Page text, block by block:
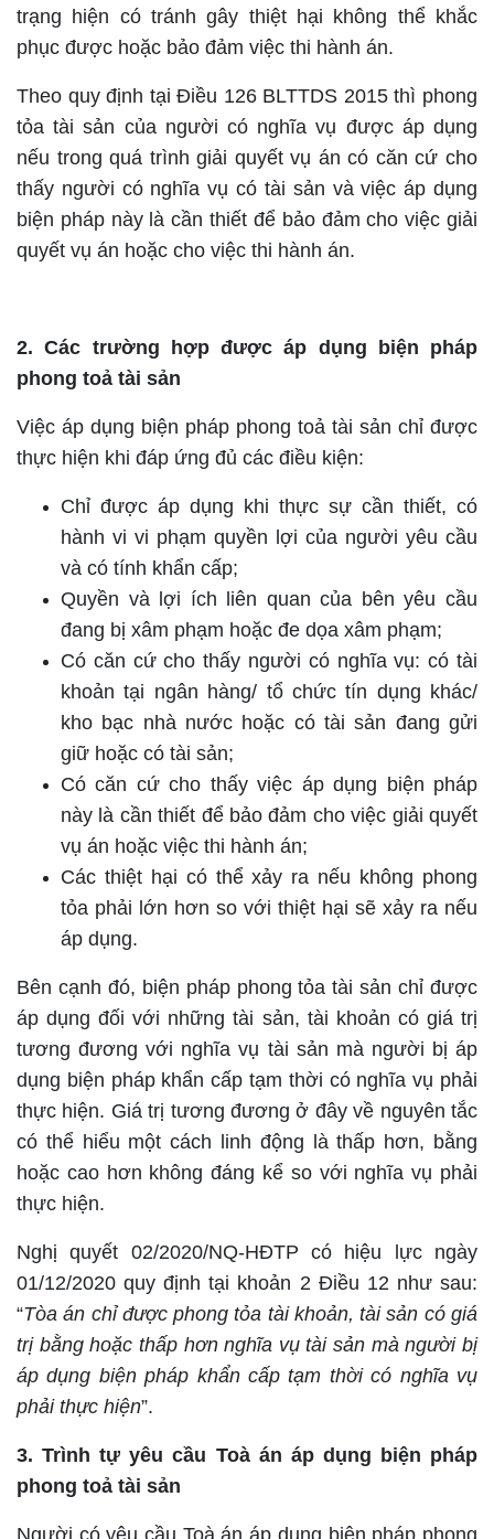
trạng hiện có tránh gây thiệt hại không thể khắc
phục được hoặc bảo đảm việc thi hành án.
Theo quy định tại Điều 126 BLTTDS 2015 thì phong
tỏa tài sản của người có nghĩa vụ được áp dụng
nếu trong quá trình giải quyết vụ án có căn cứ cho
thấy người có nghĩa vụ có tài sản và việc áp dụng
biện pháp này là cần thiết để bảo đảm cho việc giải
quyết vụ án hoặc cho việc thi hành án.
2. Các trường hợp được áp dụng biện pháp
phong toả tài sản
Việc áp dụng biện pháp phong toả tài sản chỉ được
thực hiện khi đáp ứng đủ các điều kiện:
Chỉ được áp dụng khi thực sự cần thiết, có
hành vi vi phạm quyền lợi của người yêu cầu
và có tính khẩn cấp;
Quyền và lợi ích liên quan của bên yêu cầu
đang bị xâm phạm hoặc đe dọa xâm phạm;
Có căn cứ cho thấy người có nghĩa vụ: có tài
khoản tại ngân hàng/ tổ chức tín dụng khác/
kho bạc nhà nước hoặc có tài sản đang gửi
giữ hoặc có tài sản;
Có căn cứ cho thấy việc áp dụng biện pháp
này là cần thiết để bảo đảm cho việc giải quyết
vụ án hoặc việc thi hành án;
Các thiệt hại có thể xảy ra nếu không phong
tỏa phải lớn hơn so với thiệt hại sẽ xảy ra nếu
áp dụng.
Bên cạnh đó, biện pháp phong tỏa tài sản chỉ được
áp dụng đối với những tài sản, tài khoản có giá trị
tương đương với nghĩa vụ tài sản mà người bị áp
dụng biện pháp khẩn cấp tạm thời có nghĩa vụ phải
thực hiện. Giá trị tương đương ở đây về nguyên tắc
có thể hiểu một cách linh động là thấp hơn, bằng
hoặc cao hơn không đáng kể so với nghĩa vụ phải
thực hiện.
Nghị quyết 02/2020/NQ-HĐTP có hiệu lực ngày
01/12/2020 quy định tại khoản 2 Điều 12 như sau:
“Tòa án chỉ được phong tỏa tài khoản, tài sản có giá
trị bằng hoặc thấp hơnnghĩa vụ tài sản mà người bị
áp dụng biện pháp khẩn cấp tạm thời có nghĩa vụ
phải thực hiện”.
3. Trình tự yêu cầu Toà án áp dụng biện pháp
phong toả tài sản
Người có yêu cầu Toà án áp dụng biện pháp phong